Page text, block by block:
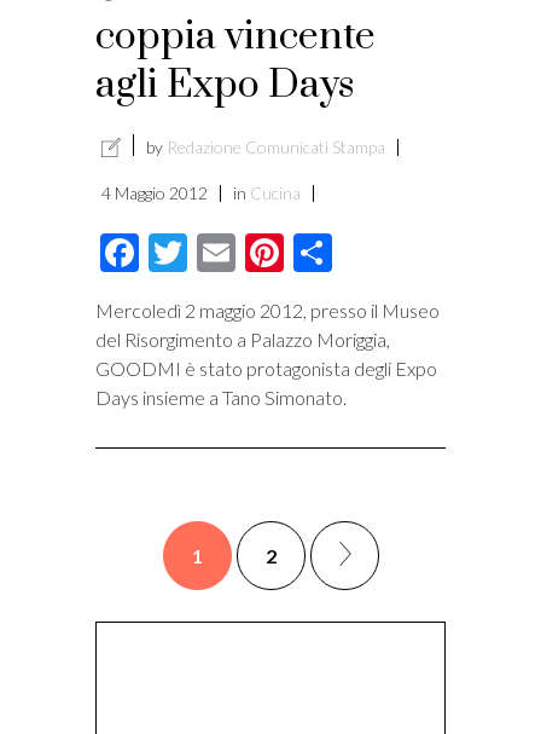
coppia vincente
agli Expo Days
by Redazione Comunicati Stampa
4 Maggio 2012 in Cucina
Facebook
Twitter
EmailPinterest
Mercoledì 2 maggio 2012, presso il Museo
del Risorgimento a Palazzo Moriggia,
GOODMI è stato protagonista degli Expo
Days insieme a Tano Simonato.
1 2